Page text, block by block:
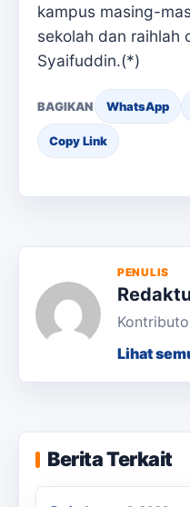
kampus masing-
sekolah dan raihlah
Syaifuddin.(*)
BAGIKAN WhatsApp
Copy Link
PENULIS
Lihat
Berita Terkait
KKN Usai, KOSI
Masyarakat Bandar